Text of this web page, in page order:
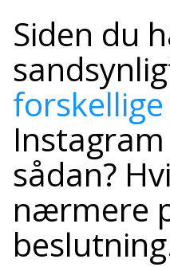
Siden du
sådan?
nærmere